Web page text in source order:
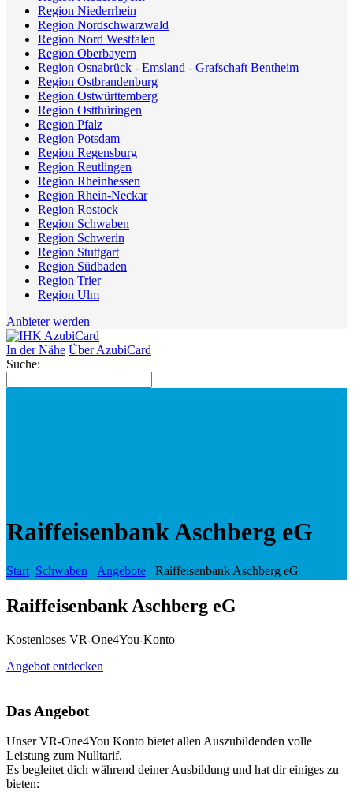
Region Niederrhein
Region Nordschwarzwald
Region Nord Westfalen
Region Oberbayern
Region Osnabrück - Emsland - Grafschaft Bentheim
Region Ostbrandenburg
Region Ostwürttemberg
Region Ostthüringen
Region Pfalz
Region Potsdam
Region Regensburg
Region Reutlingen
Region Rheinhessen
Region Rhein-Neckar
Region Rostock
Region Schwaben
Region Schwerin
Region Stuttgart
Region Südbaden
Region Trier
Region Ulm
Anbieter werden
In der Nähe Über AzubiCard
Suche:
Raiffeisenbank Aschberg eG
Start Schwaben Angebote Raiffeisenbank Aschberg eG
Raiffeisenbank Aschberg eG
Kostenloses VR-One4You-Konto
Angebot entdecken
Das Angebot
Unser VR-One4You Konto bietet allen Auszubildenden volle
Leistung zum Nulltarif.
Es begleitet dich während deiner Ausbildung und hat dir einiges zu
bieten: